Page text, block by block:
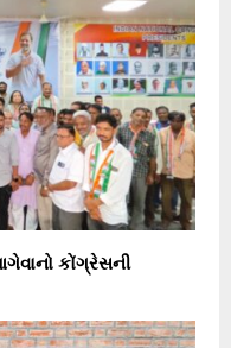
કોંગ્રેસની